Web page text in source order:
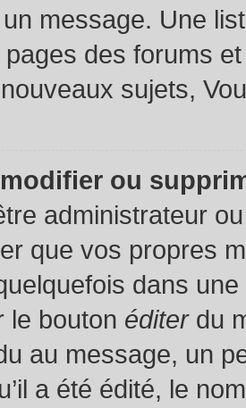
message. Une
des forums
sujets,
ou
administrateur
que vos propres
dans
le bouton éditerdu
au message, un
a été édité, le